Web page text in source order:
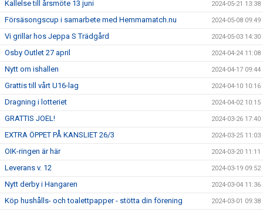
Kallelse till årsmöte 13 juni 2024-05-21 13:38
Försäsongscup i samarbete med Hemmamatch.nu 2024-05-08 09:49
Vi grillar hos Jeppa S Trädgård 2024-05-03 14:30
Osby Outlet 27 april 2024-04-24 11:08
Nytt om ishallen 2024-04-17 09:44
Grattis till vårt U16-lag 2024-04-10 10:16
Dragning i lotteriet 2024-04-02 10:15
GRATTIS JOEL! 2024-03-26 17:40
EXTRA ÖPPET PÅ KANSLIET 26/3 2024-03-25 11:03
OIK-ringen är här 2024-03-20 11:11
Leverans v. 12 2024-03-19 09:52
Nytt derby i Hangaren 2024-03-04 11:36
Köp hushålls- och toalettpapper - stötta din förening 2024-03-01 09:38